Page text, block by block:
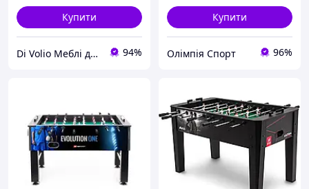
Купити
Di Volio Меблі для Дому та Саду 94%
Купити
Олімпія Спорт 96%